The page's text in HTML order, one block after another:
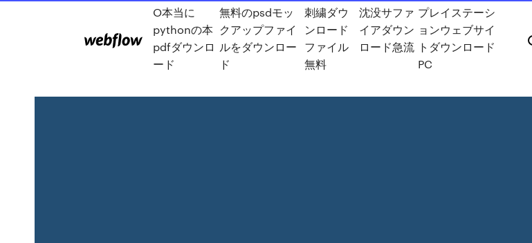
O本当に
pythonの本
pdfダウンロ
ード
無料のpsdモッ
クアップファイ
ルをダウンロー
ド
刺繍ダウ
ンロード
ファイル
無料
沈没サファ
イアダウン
ロード急流
プレイステーシ
ョンウェブサイ
トダウンロード
PC